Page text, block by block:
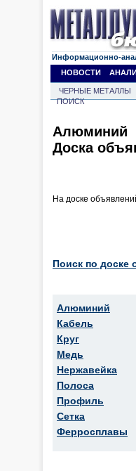
Информационно-
НОВОСТИ
ЧЕРНЫЕ МЕТАЛЛЫ
ПОИСК
Алюминий
Доска
На доске
Поиск по доске
Алюминий
Кабель
Круг
Медь
Нержавейка
Полоса
Профиль
Сетка
Ферросплавы